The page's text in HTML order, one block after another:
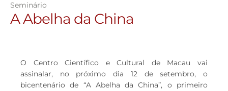
Seminário
A Abelha da China
O Centro Científico e Cultural de Macau vai
assinalar, no próximo dia 12 de setembro, o
bicentenário de “A Abelha da China”, o primeiro